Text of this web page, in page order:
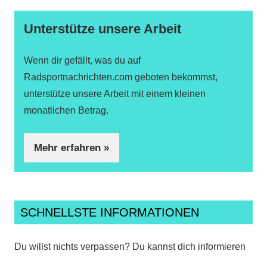
Unterstütze unsere Arbeit
Wenn dir gefällt, was du auf
Radsportnachrichten.com geboten bekommst,
unterstütze unsere Arbeit mit einem kleinen
monatlichen Betrag.
Mehr erfahren »
SCHNELLSTE INFORMATIONEN
Du willst nichts verpassen? Du kannst dich informieren